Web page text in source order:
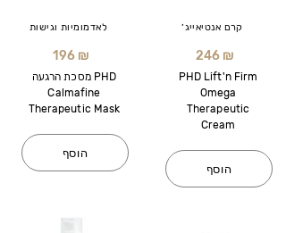
לאדמומיות וגישות
196 ₪
מסכת הרגעה PHD
Calmafine
Therapeutic Mask
הוסף
קרם אנטיאייג׳
246 ₪
PHD Lift'n Firm
Omega
Therapeutic
Cream
הוסף